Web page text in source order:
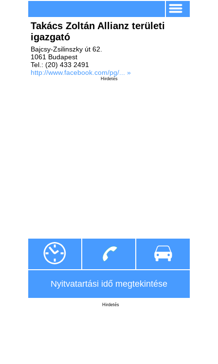
Takács Zoltán Allianz területi
igazgató
Bajcsy-Zsilinszky út 62.
1061 Budapest
Tel.: (20) 433 2491
http://www.facebook.com/pg/... »
Hirdetés
Nyitvatartási idő megtekintése
Hirdetés